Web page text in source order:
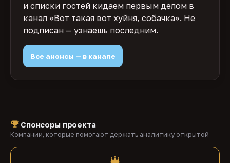
и списки гостей кидаем первым делом в
канал «Вот такая вот хуйня, собачка». Не
подписан — узнаешь последним.
Все анонсы — в канале
Спонсоры проекта
Компании, которые помогают держать аналитику открытой